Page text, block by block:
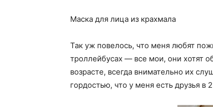
Маска для лица из крахмала
Так уж повелось, что меня любят
троллейбусах — все мои, они хотят
возрасте, всегда внимательно их
гордостью, что у меня есть друзья в